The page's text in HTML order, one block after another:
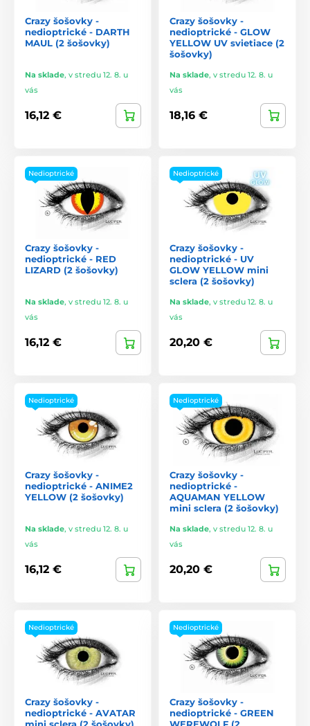
Crazy šošovky -
nedioptrické - DARTH
MAUL (2 šošovky)
Na sklade, v stredu 12. 8. u
vás
16,12 €
Crazy šošovky -
nedioptrické - GLOW
YELLOW UV svietiace (2
šošovky)
Na sklade, v stredu 12. 8. u
vás
18,16 €
Nedioptrické
Crazy šošovky -
nedioptrické - RED
LIZARD (2 šošovky)
Na sklade, v stredu 12. 8. u
vás
16,12 €
Nedioptrické
Crazy šošovky -
nedioptrické - UV
GLOW YELLOW mini
sclera (2 šošovky)
Na sklade, v stredu 12. 8. u
vás
20,20 €
Nedioptrické
Crazy šošovky -
nedioptrické - ANIME2
YELLOW (2 šošovky)
Na sklade, v stredu 12. 8. u
vás
16,12 €
Nedioptrické
Crazy šošovky -
nedioptrické -
AQUAMAN YELLOW
mini sclera (2 šošovky)
Na sklade, v stredu 12. 8. u
vás
20,20 €
Nedioptrické
Crazy šošovky -
nedioptrické - AVATAR
Nedioptrické
Crazy šošovky -
nedioptrické - GREEN